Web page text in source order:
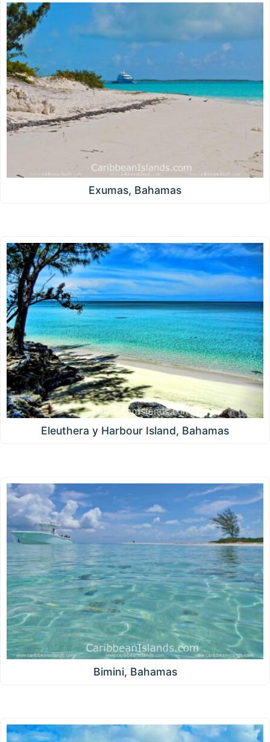
Exumas, Bahamas
Eleuthera y Harbour Island, Bahamas
Bimini, Bahamas